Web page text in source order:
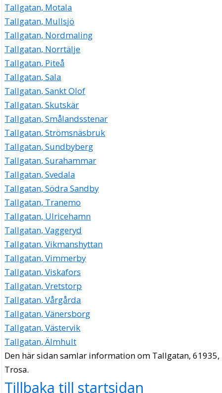
Tallgatan, Motala
Tallgatan, Mullsjö
Tallgatan, Nordmaling
Tallgatan, Norrtälje
Tallgatan, Piteå
Tallgatan, Sala
Tallgatan, Sankt Olof
Tallgatan, Skutskär
Tallgatan, Smålandsstenar
Tallgatan, Strömsnäsbruk
Tallgatan, Sundbyberg
Tallgatan, Surahammar
Tallgatan, Svedala
Tallgatan, Södra Sandby
Tallgatan, Tranemo
Tallgatan, Ulricehamn
Tallgatan, Vaggeryd
Tallgatan, Vikmanshyttan
Tallgatan, Vimmerby
Tallgatan, Viskafors
Tallgatan, Vretstorp
Tallgatan, Vårgårda
Tallgatan, Vänersborg
Tallgatan, Västervik
Tallgatan, Älmhult
Den här sidan samlar information om Tallgatan, 61935,
Trosa.
Tillbaka till startsidan